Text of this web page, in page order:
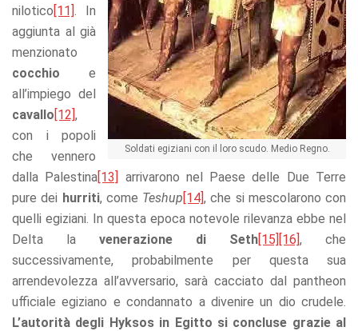
Soldati egiziani con il loro scudo. Medio Regno.
nilotico[11]
. In
aggiunta al già
menzionato
cocchio e
all’impiego del
cavallo[12],
con i popoli
che vennero
dalla Palestina[13] arrivarono nel Paese delle Due Terre
pure dei hurriti, come Teshup[14], che si mescolarono con
quelli egiziani. In questa epoca notevole rilevanza ebbe nel
Delta la venerazione di Seth[15] [16], che
successivamente, probabilmente per questa sua
arrendevolezza all’avversario, sarà cacciato dal pantheon
ufficiale egiziano e condannato a divenire un dio crudele.
L’autorità degli Hyksos in Egitto si concluse grazie al